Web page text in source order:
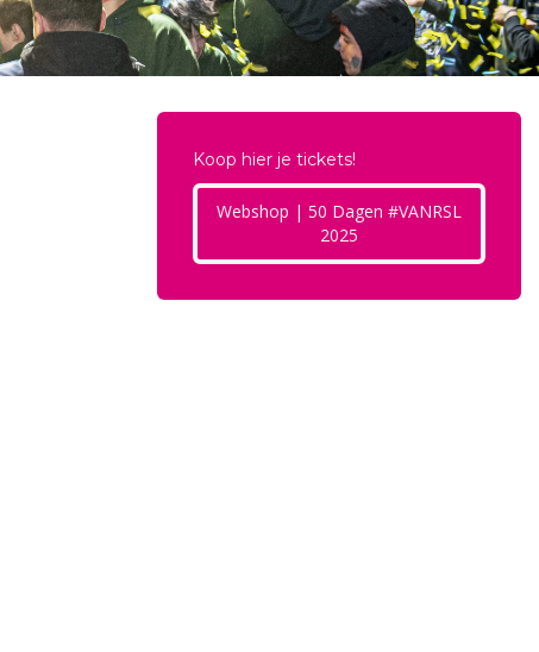
Koop hier je tickets!
Webshop | 50 Dagen #VANRSL
2025